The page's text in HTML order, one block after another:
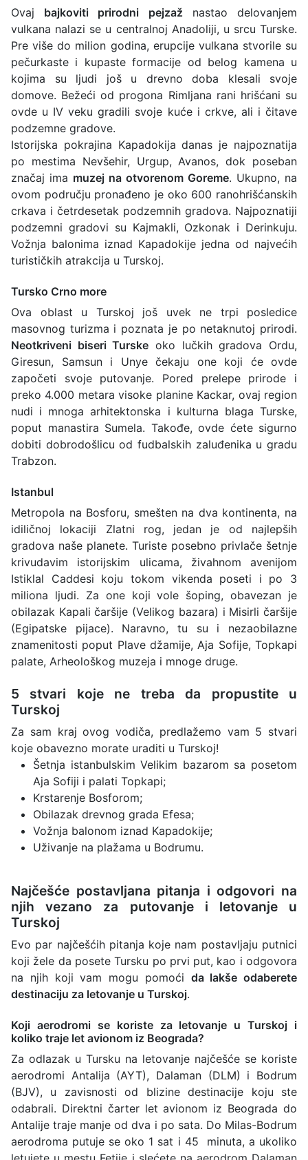
Ovaj bajkoviti prirodni pejzaž nastao delovanjem
vulkana nalazi se u centralnoj Anadoliji, u srcu Turske.
Pre više do milion godina, erupcije vulkana stvorile su
pečurkaste i kupaste formacije od belog kamena u
kojima su ljudi još u drevno doba klesali svoje
domove. Bežeći od progona Rimljana rani hrišćani su
ovde u IV veku gradili svoje kuće i crkve, ali i čitave
podzemne gradove.
Istorijska pokrajina Kapadokija danas je najpoznatija
po mestima Nevšehir, Urgup, Avanos, dok poseban
značaj ima muzej na otvorenom Goreme. Ukupno, na
ovom području pronađeno je oko 600 ranohrišćanskih
crkava i četrdesetak podzemnih gradova. Najpoznatiji
podzemni gradovi su Kajmakli, Ozkonak i Derinkuju.
Vožnja balonima iznad Kapadokije jedna od najvećih
turističkih atrakcija u Turskoj.
Tursko Crno more
Ova oblast u Turskoj još uvek ne trpi posledice
masovnog turizma i poznata je po netaknutoj prirodi.
Neotkriveni biseri Turske oko lučkih gradova Ordu,
Giresun, Samsun i Unye čekaju one koji će ovde
započeti svoje putovanje. Pored prelepe prirode i
preko 4.000 metara visoke planine Kackar, ovaj region
nudi i mnoga arhitektonska i kulturna blaga Turske,
poput manastira Sumela. Takođe, ovde ćete sigurno
dobiti dobrodošlicu od fudbalskih zaluđenika u gradu
Trabzon.
Istanbul
Metropola na Bosforu, smešten na dva kontinenta, na
idiličnoj lokaciji Zlatni rog, jedan je od najlepših
gradova naše planete. Turiste posebno privlače šetnje
krivudavim istorijskim ulicama, živahnom avenijom
Istiklal Caddesi koju tokom vikenda poseti i po 3
miliona ljudi. Za one koji vole šoping, obavezan je
obilazak Kapali čaršije (Velikog bazara) i Misirli čaršije
(Egipatske pijace). Naravno, tu su i nezaobilazne
znamenitosti poput Plave džamije, Aja Sofije, Topkapi
palate, Arheološkog muzeja i mnoge druge.
5 stvari koje ne treba da propustite u
Turskoj
Za sam kraj ovog vodiča, predlažemo vam 5 stvari
koje obavezno morate uraditi u Turskoj!
Šetnja istanbulskim Velikim bazarom sa posetom
Aja Sofiji i palati Topkapi;
Krstarenje Bosforom;
Obilazak drevnog grada Efesa;
Vožnja balonom iznad Kapadokije;
Uživanje na plažama u Bodrumu.
Najčešće postavljana pitanja i odgovori na
njih vezano za putovanje i letovanje u
Turskoj
Evo par najčešćih pitanja koje nam postavljaju putnici
koji žele da posete Tursku po prvi put, kao i odgovora
na njih koji vam mogu pomoći da lakše odaberete
destinaciju za letovanje u Turskoj.
Koji aerodromi se koriste za letovanje u Turskoj i
koliko traje let avionom iz Beograda?
Za odlazak u Tursku na letovanje najčešće se koriste
aerodromi Antalija (AYT), Dalaman (DLM) i Bodrum
(BJV), u zavisnosti od blizine destinacije koju ste
odabrali. Direktni čarter let avionom iz Beograda do
Antalije traje manje od dva i po sata. Do Milas-Bodrum
aerodroma putuje se oko 1 sat i 45 minuta, a ukoliko